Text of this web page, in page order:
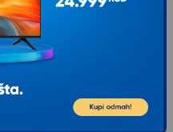
45.349 00 RSD
VIP cena: 44.321
RSD